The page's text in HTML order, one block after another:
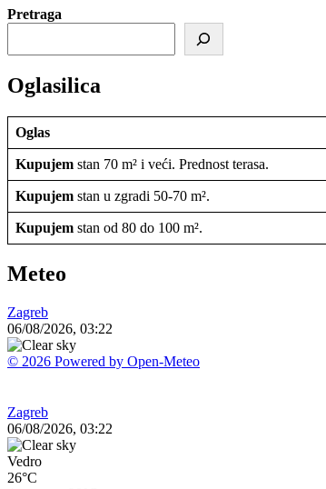
Pretraga
Oglasilica
Oglas
Kupujem stan 70 m² i veći. Prednost terasa.
Kupujem stan u zgradi 50-70 m².
Kupujem stan od 80 do 100 m².
Meteo
Zagreb
06/08/2026, 03:22
© 2026 Powered by Open-Meteo
Zagreb
06/08/2026, 03:22
Vedro
26°C